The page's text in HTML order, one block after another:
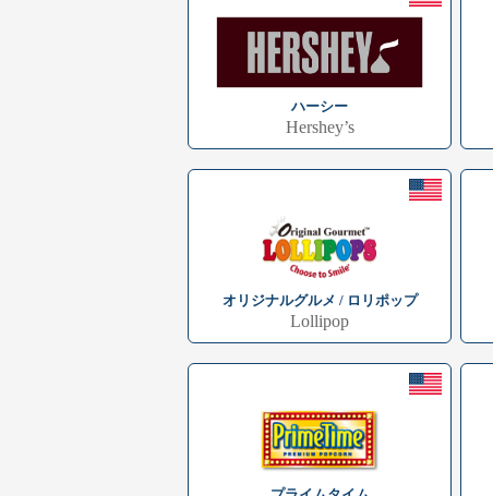
ハーシー
Hershey’s
オリジナルグルメ / ロリポップ
Lollipop